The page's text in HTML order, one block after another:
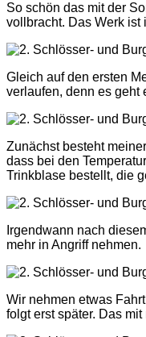
So schön das mit der
vollbracht. Das Werk ist
Gleich auf den ersten
verlaufen, denn es geht
Zunächst besteht
dass bei den
Trinkblase bestellt, die
Irgendwann nach
mehr in Angriff nehmen.
Wir nehmen etwas
folgt erst später. Das